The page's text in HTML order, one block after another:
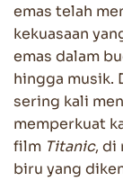
emas telah
kekuasaan
emas dalam
hingga musik.
sering kali
memperkuat
film Titanic, di
biru yang